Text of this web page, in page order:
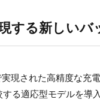
する新しい
実現された高精度な
る適応型モデルを